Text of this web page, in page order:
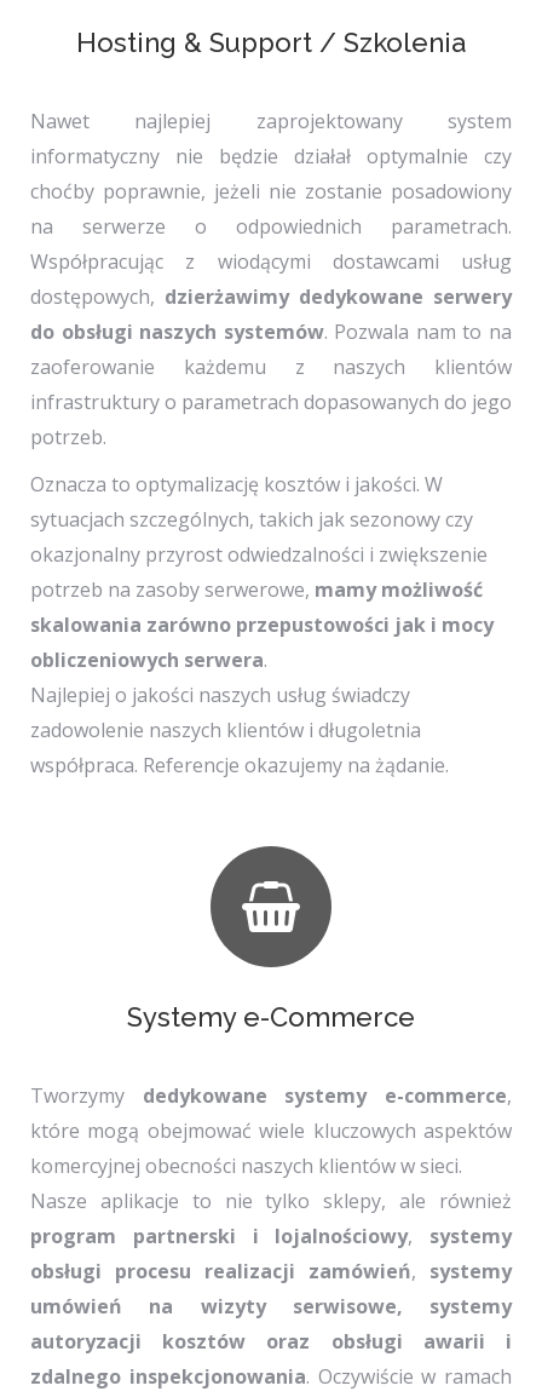
Hosting & Support / Szkolenia
Nawet najlepiej zaprojektowany system
informatyczny nie będzie działał optymalnie czy
choćby poprawnie, jeżeli nie zostanie posadowiony
na serwerze o odpowiednich parametrach.
Współpracując z wiodącymi dostawcami usług
dostępowych, dzierżawimy dedykowane serwery
do obsługi naszych systemów. Pozwala nam to na
zaoferowanie każdemu z naszych klientów
infrastruktury o parametrach dopasowanych do jego
potrzeb.
Oznacza to optymalizację kosztów i jakości. W
sytuacjach szczególnych, takich jak sezonowy czy
okazjonalny przyrost odwiedzalności i zwiększenie
potrzeb na zasoby serwerowe, mamy możliwość
skalowania zarówno przepustowości jak i mocy
obliczeniowych serwera.
Najlepiej o jakości naszych usług świadczy
zadowolenie naszych klientów i długoletnia
współpraca. Referencje okazujemy na żądanie.
Systemy e-Commerce
Tworzymy dedykowane systemy e-commerce,
które mogą obejmować wiele kluczowych aspektów
komercyjnej obecności naszych klientów w sieci.
Nasze aplikacje to nie tylko sklepy, ale również
program partnerski i lojalnościowy, systemy
obsługi procesu realizacji zamówień, systemy
umówień na wizyty serwisowe, systemy
autoryzacji kosztów oraz obsługi awarii i
zdalnego inspekcjonowania. Oczywiście w ramach